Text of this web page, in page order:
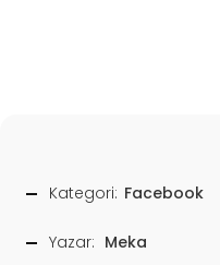
Kategori: Facebook
Yazar: Meka